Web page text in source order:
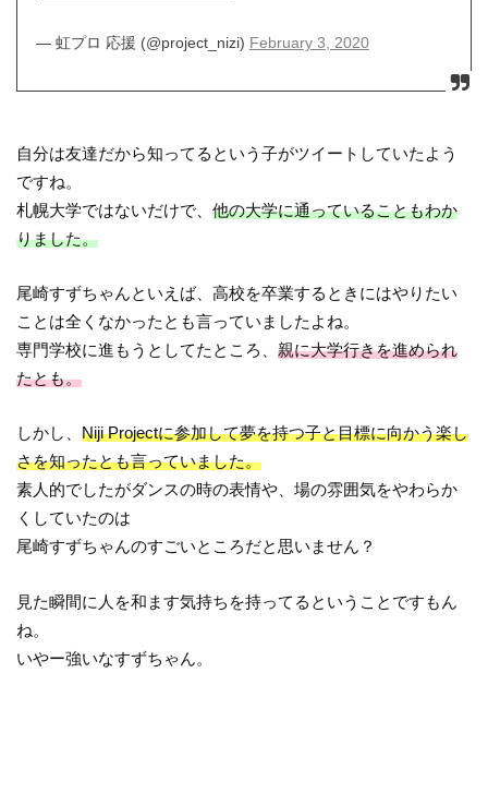
— 虹プロ 応援 (@project_nizi) February 3, 2020
自分は友達だから知ってるという子がツイートしていたよう
ですね。
札幌大学ではないだけで、他の大学に通っていることもわか
りました。
尾崎すずちゃんといえば、高校を卒業するときにはやりたい
ことは全くなかったとも言っていましたよね。
専門学校に進もうとしてたところ、親に大学行きを進められ
たとも。
しかし、Niji Projectに参加して夢を持つ子と目標に向かう楽し
さを知ったとも言っていました。
素人的でしたがダンスの時の表情や、場の雰囲気をやわらか
くしていたのは
尾崎すずちゃんのすごいところだと思いません？
見た瞬間に人を和ます気持ちを持ってるということですもん
ね。
いやー強いなすずちゃん。